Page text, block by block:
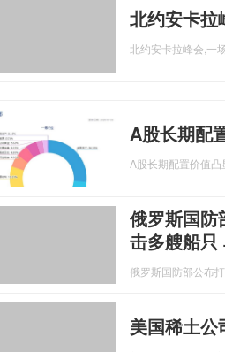
北约安卡拉
北约安卡拉峰会,一
A股长期配
A股长期配置价值凸
俄罗斯国防
击多艘船只
俄罗斯国防部公布
美国稀土